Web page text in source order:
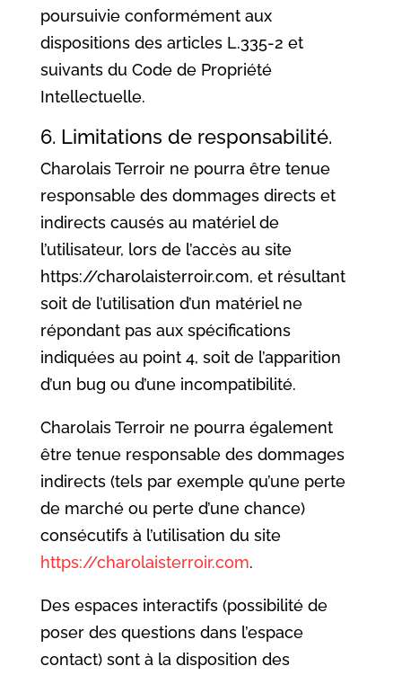
poursuivie conformément aux
dispositions des articles L.335-2 et
suivants du Code de Propriété
Intellectuelle.
6. Limitations de responsabilité.
Charolais Terroir ne pourra être tenue
responsable des dommages directs et
indirects causés au matériel de
l’utilisateur, lors de l’accès au site
https://charolaisterroir.com, et résultant
soit de l’utilisation d’un matériel ne
répondant pas aux spécifications
indiquées au point 4, soit de l’apparition
d’un bug ou d’une incompatibilité.
Charolais Terroir ne pourra également
être tenue responsable des dommages
indirects (tels par exemple qu’une perte
de marché ou perte d’une chance)
consécutifs à l’utilisation du site
https://charolaisterroir.com.
Des espaces interactifs (possibilité de
poser des questions dans l’espace
contact) sont à la disposition des